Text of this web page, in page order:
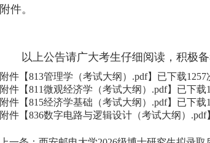
附件。
以上公告请广大考生仔细阅读，积极
附件【813管理学（考试大纲）.pdf】已下载1257
附件【811微观经济学（考试大纲）.pdf】已下载
附件【815经济学基础（考试大纲）.pdf】已下载
附件【836数字电路与逻辑设计（考试大纲）.pdf